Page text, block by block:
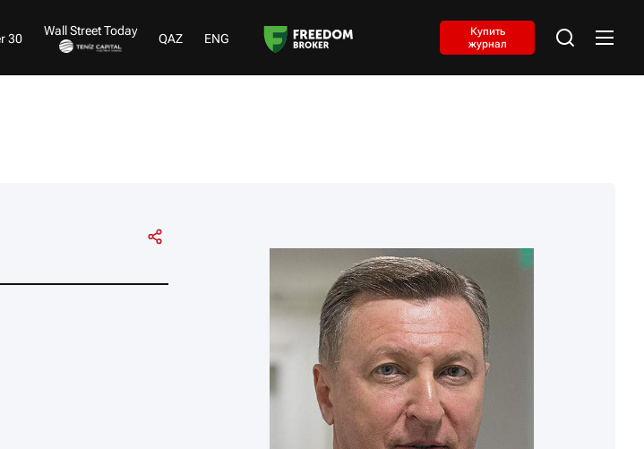
30
Wall Street Today
QAZ ENG
Купить
журнал